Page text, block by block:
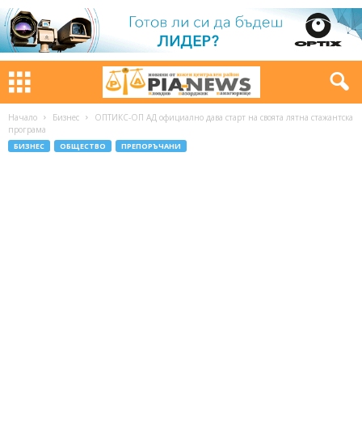
Начало Бизнес
ОПТИКС-ОП АД официално дава старт на своята лятна стажантска
програма
БИЗНЕС ОБЩЕСТВО ПРЕПОРЪЧАНИ